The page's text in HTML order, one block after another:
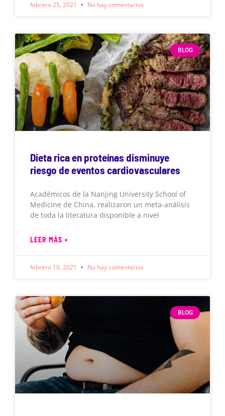
febrero 25, 2021 No hay comentarios
BLOG
Dieta rica en proteínas disminuye
riesgo de eventos cardiovasculares
Académicos de la Nanjing University School of
Medicine de China, realizaron un meta-análisis
de toda la literatura disponible a nivel
LEER MÁS »
febrero 10, 2021 No hay comentarios
BLOG